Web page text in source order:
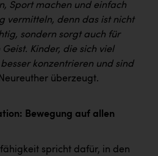
Sport machen und einfach
vermitteln, denn das ist nicht
sondern sorgt auch für
Kinder, die sich viel
konzentrieren und sind
überzeugt.
Bewegung auf allen
spricht dafür, in den